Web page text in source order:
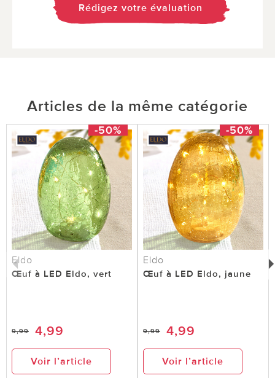
Rédigez votre évaluation
Articles de la même catégorie
-50%
Eldo
Œuf à LED Eldo, vert
9,99 4,99
Voir l’article
-50%
Eldo
Œuf à LED Eldo, jaune
9,99 4,99
Voir l’article